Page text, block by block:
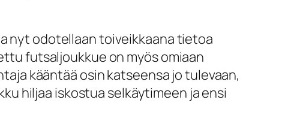
nyt odotellaan toiveikkaana tietoa
futsaljoukkue on myös omiaan
kääntää osin katseensa jo tulevaan,
hiljaa iskostua selkäytimeen ja ensi